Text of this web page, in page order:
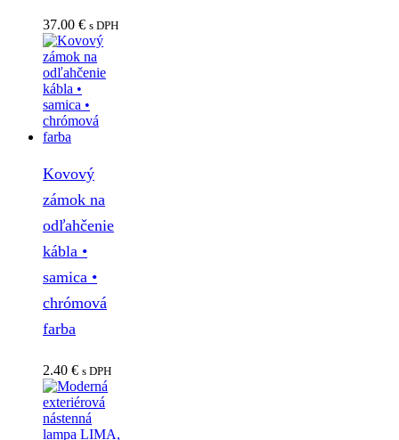
37.00 € s DPH
Kovový
zámok na
odľahčenie
kábla •
samica •
chrómová
farba
2.40 € s DPH